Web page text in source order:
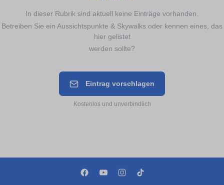
In dieser Rubrik sind aktuell keine Einträge vorhanden.
Betreiben Sie ein Aussichtspunkte & Skywalks oder kennen eines, das
hier gelistet
werden sollte?
Eintrag vorschlagen
Kostenlos und unverbindlich